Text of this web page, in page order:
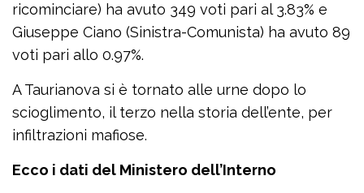
ricominciare) ha avuto 349 voti pari al 3.83% e
Giuseppe Ciano (Sinistra-Comunista) ha avuto 89
voti pari allo 0.97%.
A Taurianova si è tornato alle urne dopo lo
scioglimento, il terzo nella storia dell’ente, per
infiltrazioni mafiose.
Ecco i dati del Ministero dell’Interno